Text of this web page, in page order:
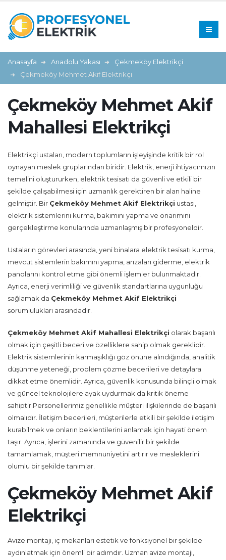
Anasayfa Anadolu Yakası
Çekmeköy Elektrikçi
Çekmeköy Mehmet Akif Elektrikçi
Çekmeköy Mehmet Akif
Mahallesi Elektrikçi
Elektrikçi ustaları, modern toplumların işleyişinde kritik bir rol
oynayan meslek gruplarından biridir. Elektrik, enerji ihtiyacımızın
temelini oluştururken, elektrik tesisatı da güvenli ve etkili bir
şekilde çalışabilmesi için uzmanlık gerektiren bir alan haline
gelmiştir. Bir Çekmeköy Mehmet Akif Elektrikçi ustası,
elektrik sistemlerini kurma, bakımını yapma ve onarımını
gerçekleştirme konularında uzmanlaşmış bir profesyoneldir.
Ustaların görevleri arasında, yeni binalara elektrik tesisatı kurma,
mevcut sistemlerin bakımını yapma, arızaları giderme, elektrik
panolarını kontrol etme gibi önemli işlemler bulunmaktadır.
Ayrıca, enerji verimliliği ve güvenlik standartlarına uygunluğu
sağlamak da Çekmeköy Mehmet Akif Elektrikçi
sorumlulukları arasındadır.
Çekmeköy Mehmet Akif Mahallesi Elektrikçi olarak başarılı
olmak için çeşitli beceri ve özelliklere sahip olmak gereklidir.
Elektrik sistemlerinin karmaşıklığı göz önüne alındığında, analitik
düşünme yeteneği, problem çözme becerileri ve detaylara
dikkat etme önemlidir. Ayrıca, güvenlik konusunda bilinçli olmak
ve güncel teknolojilere ayak uydurmak da kritik öneme
sahiptir.Personellerimiz genellikle müşteri ilişkilerinde de başarılı
olmalıdır. İletişim becerileri, müşterilerle etkili bir şekilde iletişim
kurabilmek ve onların beklentilerini anlamak için hayati önem
taşır. Ayrıca, işlerini zamanında ve güvenilir bir şekilde
tamamlamak, müşteri memnuniyetini artırır ve mesleklerini
olumlu bir şekilde tanımlar.
Çekmeköy Mehmet Akif
Elektrikçi
Avize montajı, iç mekanları estetik ve fonksiyonel bir şekilde
aydınlatmak için önemli bir adımdır. Uzman avize montajı,